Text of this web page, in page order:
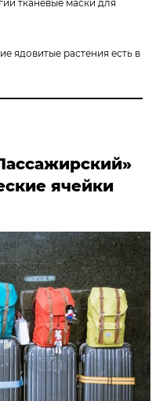
тканевые маски для
ядовитые растения есть в
ячейки